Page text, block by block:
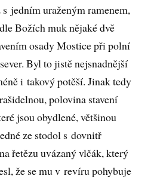
jedním uraženým ramenem,
Božích muk nějaké dvě
osady Mostice při polní
Byl to jistě nejsnadnější
i takový potěší. Jinak tedy
polovina stavení
jsou obydlené, většinou
ze stodol s dovnitř
řetězu uvázaný vlčák, který
že se mu v revíru pohybuje